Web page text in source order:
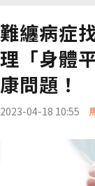
難纏病症
理「身體
康問題！
2023-04-18 10:55